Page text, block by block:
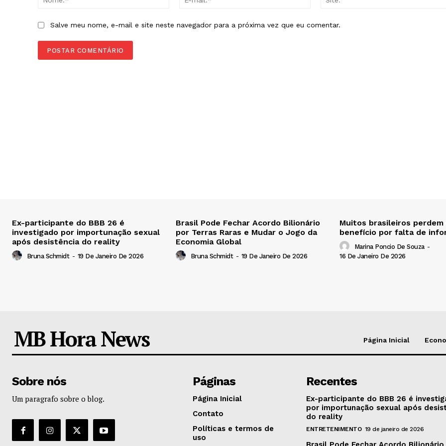
Salve meu nome, e-mail e site neste navegador para a próxima vez que eu comentar.
Ex-participante do BBB 26 é
investigado por importunação sexual
após desistência do reality
Bruna Schmidt - 19 De Janeiro De 2026
Brasil Pode Fechar Acordo Bilionário
por Terras Raras e Mudar o Jogo da
Economia Global
Bruna Schmidt - 19 De Janeiro De 2026
Muitos brasileiros perdem
benefício por falta de
Marina Poncio De Souza -
16 De Janeiro De 2026
MB Hora News Página Inicial
Sobre nós
Um paragrafo sobre o blog.
Páginas
Página Inicial
Contato
Políticas e termos de
uso
Recentes
Ex-participante do BBB 26 é
por importunação sexual após
do reality
ENTRETENIMENTO 19 de janeiro de 2026